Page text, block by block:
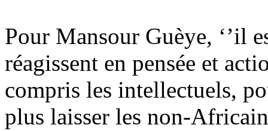
Pour Mansour Guèye, ‘’il
réagissent en pensée et
compris les intellectuels,
plus laisser les non-